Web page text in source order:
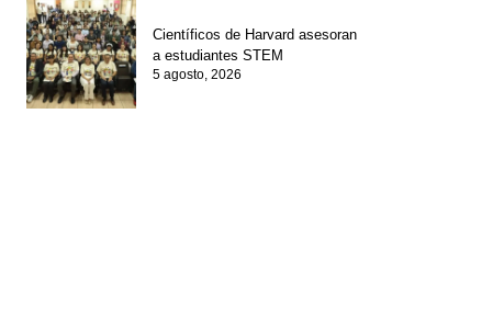
Científicos de Harvard asesoran
a estudiantes STEM
5 agosto, 2026